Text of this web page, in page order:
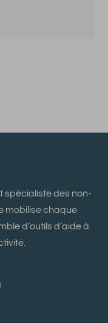
spécialiste des non-
mobilise chaque
d’outils d’aide à